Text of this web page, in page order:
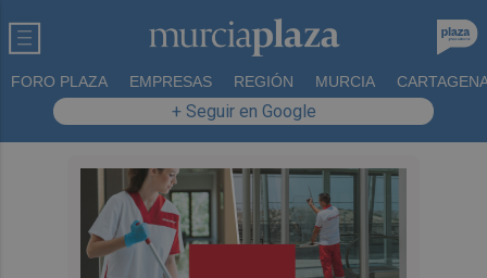
FORO PLAZA EMPRESAS REGIÓN MURCIA
+ Seguir en Google